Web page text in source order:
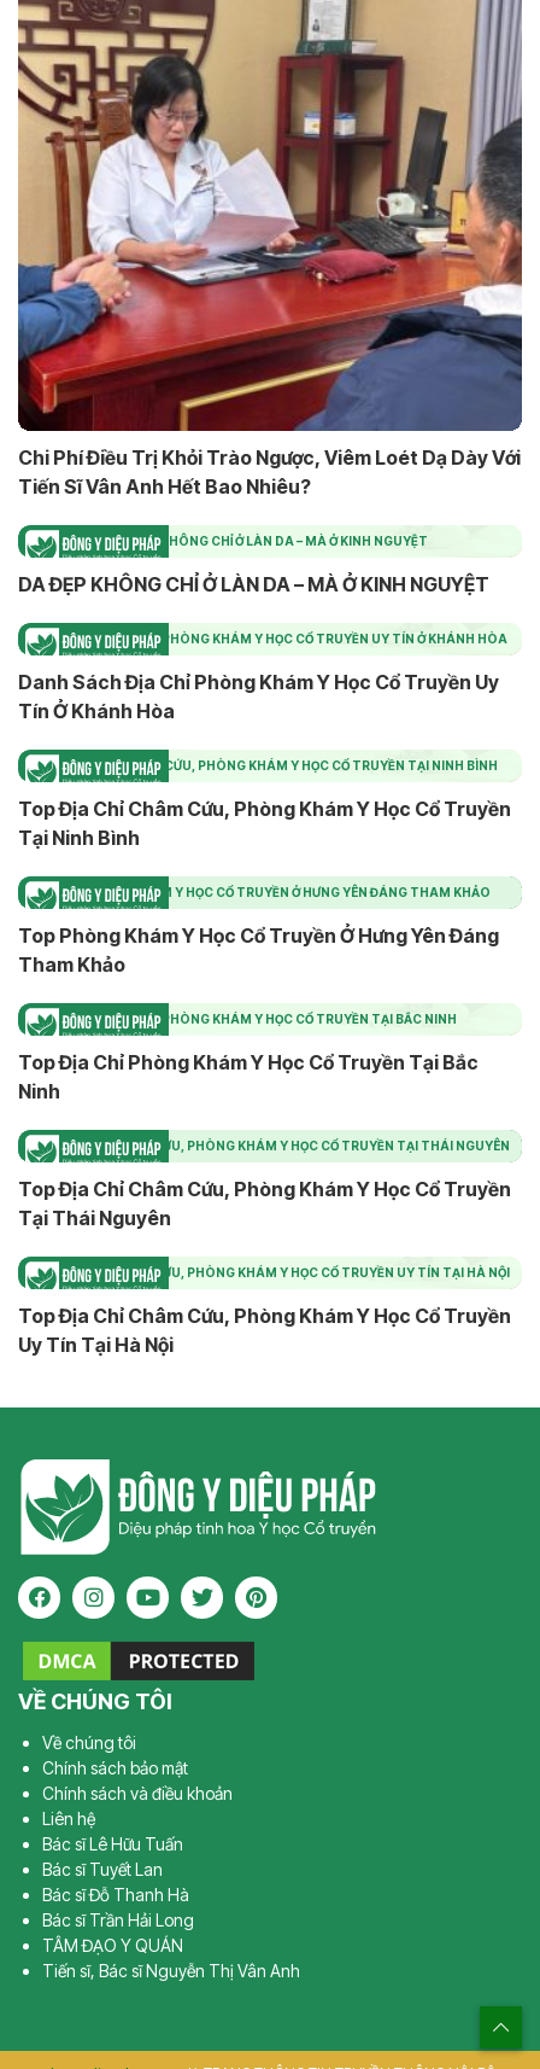
Chi Phí Điều Trị Khỏi Trào Ngược, Viêm Loét Dạ Dày Với
Tiến Sĩ Vân Anh Hết Bao Nhiêu?
DA ĐẸP KHÔNG CHỈ Ở LÀN DA – MÀ Ở KINH NGUYỆT
DA ĐẸP KHÔNG CHỈ Ở LÀN DA – MÀ Ở KINH NGUYỆT
DANH SÁCH ĐỊA CHỈ PHÒNG KHÁM Y HỌC CỔ TRUYỀN UY TÍN Ở KHÁNH HÒA
Danh Sách Địa Chỉ Phòng Khám Y Học Cổ Truyền Uy
Tín Ở Khánh Hòa
TOP ĐỊA CHỈ CHÂM CỨU, PHÒNG KHÁM Y HỌC CỔ TRUYỀN TẠI NINH BÌNH
Top Địa Chỉ Châm Cứu, Phòng Khám Y Học Cổ Truyền
Tại Ninh Bình
TOP PHÒNG KHÁM Y HỌC CỔ TRUYỀN Ở HƯNG YÊN ĐÁNG THAM KHẢO
Top Phòng Khám Y Học Cổ Truyền Ở Hưng Yên Đáng
Tham Khảo
TOP ĐỊA CHỈ PHÒNG KHÁM Y HỌC CỔ TRUYỀN TẠI BẮC NINH
Top Địa Chỉ Phòng Khám Y Học Cổ Truyền Tại Bắc
Ninh
TOP ĐỊA CHỈ CHÂM CỨU, PHÒNG KHÁM Y HỌC CỔ TRUYỀN TẠI THÁI NGUYÊN
Top Địa Chỉ Châm Cứu, Phòng Khám Y Học Cổ Truyền
Tại Thái Nguyên
TOP ĐỊA CHỈ CHÂM CỨU, PHÒNG KHÁM Y HỌC CỔ TRUYỀN UY TÍN TẠI HÀ NỘI
Top Địa Chỉ Châm Cứu, Phòng Khám Y Học Cổ Truyền
Uy Tín Tại Hà Nội
VỀ CHÚNG TÔI
Về chúng tôi
Chính sách bảo mật
Chính sách và điều khoản
Liên hệ
Bác sĩ Lê Hữu Tuấn
Bác sĩ Tuyết Lan
Bác sĩ Đỗ Thanh Hà
Bác sĩ Trần Hải Long
TÂM ĐẠO Y QUÁN
Tiến sĩ, Bác sĩ Nguyễn Thị Vân Anh